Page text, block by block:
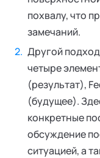
похвалу, что
замечаний.
Другой
четыре
(результат),
(будущее).
конкретные
обсуждение
ситуацией, а